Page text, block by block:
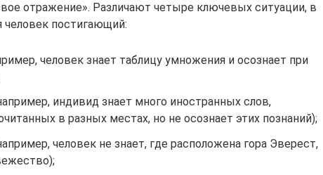
отражение». Различают четыре ключевых ситуации, в
постигающий:
человек знает таблицу умножения и осознает при
индивид знает много иностранных слов,
в разных местах, но не осознает этих познаний);
человек не знает, где расположена гора Эверест,